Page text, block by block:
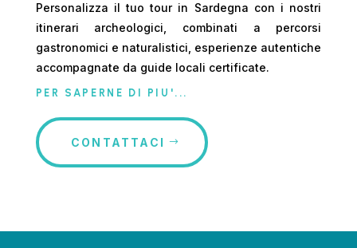
Personalizza il tuo tour in Sardegna con i nostri
itinerari archeologici, combinati a percorsi
gastronomici e naturalistici, esperienze autentiche
accompagnate da guide locali certificate.
PER SAPERNE DI PIU'...
CONTATTACI